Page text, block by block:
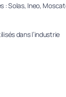
Solas, Ineo,
dans l’industrie